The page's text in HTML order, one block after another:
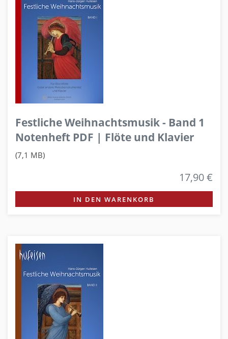
Festliche Weihnachtsmusik - Band 1
Notenheft PDF | Flöte und Klavier
(7,1 MB)
17,90 €
IN DEN WARENKORB